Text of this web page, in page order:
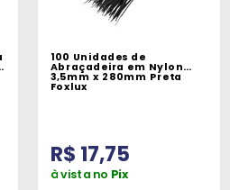
100 Unidades de
Abraçadeira em Nylon
3,5mm x 280mm Preta
Foxlux
R$ 17,75
à vista no Pix